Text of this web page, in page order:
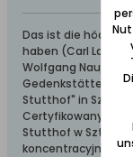
Das ist die höchste
haben (Carl Lange)
Wolfgang
Gedenkstätte/
Stutthof" in
Certyfikowany
Stutthof w
koncentracyjny i